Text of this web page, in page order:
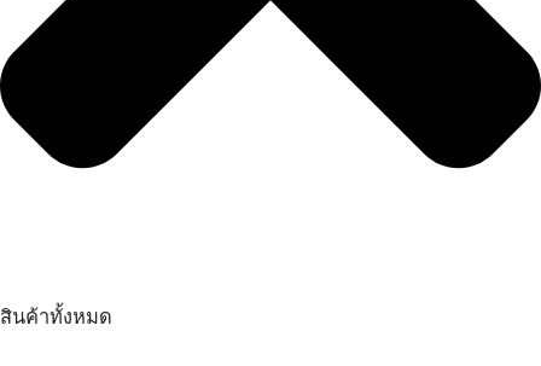
สินค้าทั้งหมด